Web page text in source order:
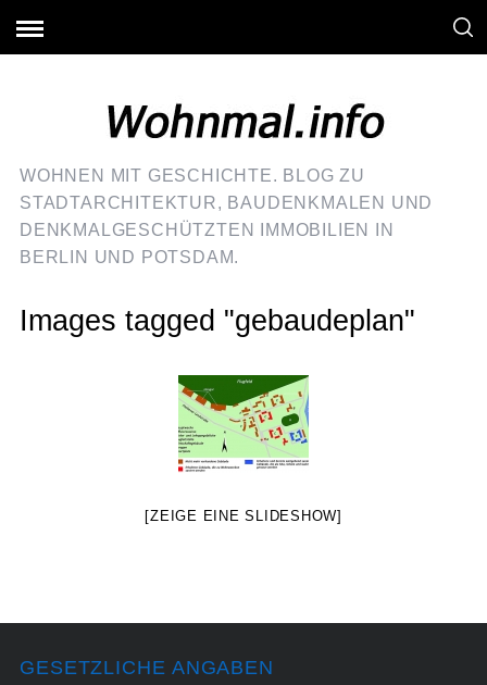
WOHNEN MIT GESCHICHTE. BLOG ZU
STADTARCHITEKTUR, BAUDENKMALEN UND
DENKMALGESCHÜTZTEN IMMOBILIEN IN
BERLIN UND POTSDAM.
Images tagged "gebaudeplan"
[ZEIGE EINE SLIDESHOW]
GESETZLICHE ANGABEN